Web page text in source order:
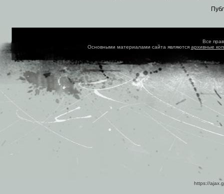
Все
Основными материалами сайта являются архивные
https://